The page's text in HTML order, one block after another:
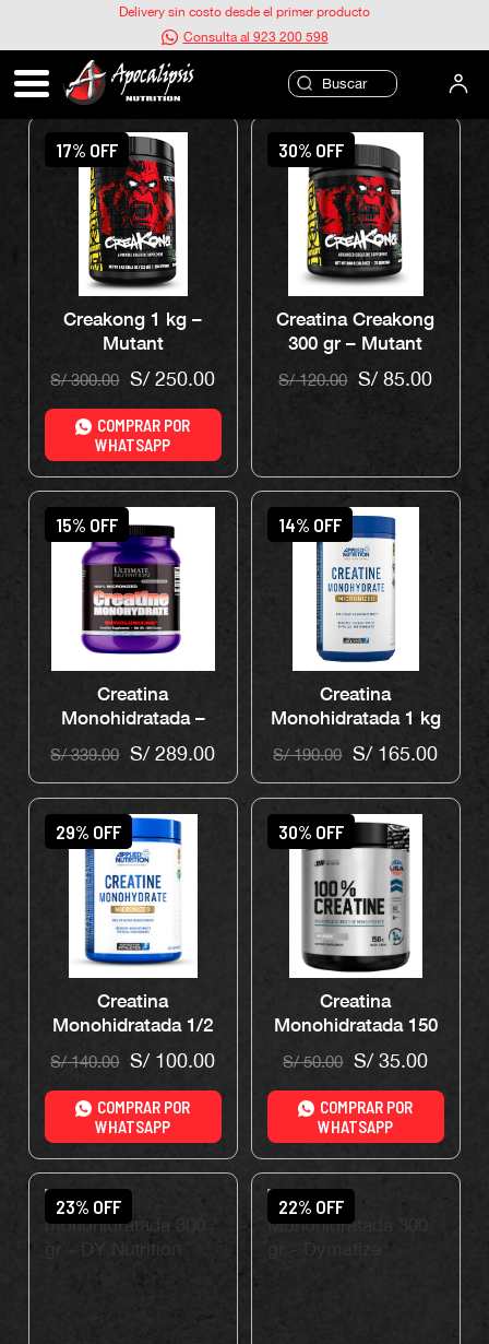
Delivery sin costo desde el primer producto
Consulta al 923 200 598
CREATINA MONOHIDRATADA
17% OFF
Creakong 1 kg –
Mutant
S/300.00 S/250.00
COMPRAR POR
WHATSAPP
30% OFF
Creatina Creakong
300 gr – Mutant
S/120.00 S/85.00
15% OFF
Creatina
Monohidratada –
Ultimate Nutrition
1Kg
S/339.00 S/289.00
14% OFF
Creatina
Monohidratada 1 kg
– Applied Nutrition
S/190.00 S/165.00
29% OFF
Creatina
Monohidratada 1/2
kg – Applied
Nutrition
S/140.00 S/100.00
COMPRAR POR
WHATSAPP
30% OFF
Creatina
Monohidratada 150
gr – Universe
Nutrition
S/50.00 S/35.00
COMPRAR POR
WHATSAPP
23% OFF 22% OFF